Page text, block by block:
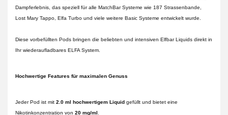
Dampferlebnis, das speziell für alle MatchBar Systeme wie 187 Strassenbande,
Lost Mary Tappo, Elfa Turbo und viele weitere Basic Systeme entwickelt wurde.
Diese vorbefüllten Pods bringen die beliebten und intensiven Elfbar Liquids direkt in
Ihr wiederaufladbares ELFA System.
Hochwertige Features für maximalen Genuss
Jeder Pod ist mit 2.0 ml hochwertigem Liquid gefüllt und bietet eine
Nikotinkonzentration von 20 mg/ml